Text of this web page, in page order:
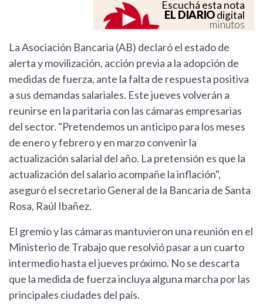
Escuchá esta nota
EL DIARIOdigital
minutos
La Asociación Bancaria (AB) declaró el estado de
alerta y movilización, acción previa a la adopción de
medidas de fuerza, ante la falta de respuesta positiva
a sus demandas salariales. Este jueves volverán a
reunirse en la paritaria con las cámaras empresarias
del sector. "Pretendemos un anticipo para los meses
de enero y febrero y en marzo convenir la
actualización salarial del año. La pretensión es que la
actualización del salario acompañe la inflación",
aseguró el secretario General de la Bancaria de Santa
Rosa, Raúl Ibañez.
El gremio y las cámaras mantuvieron una reunión en el
Ministerio de Trabajo que resolvió pasar a un cuarto
intermedio hasta el jueves próximo. No se descarta
que la medida de fuerza incluya alguna marcha por las
principales ciudades del país.